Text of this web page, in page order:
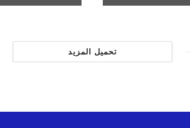
تحميل المزيد